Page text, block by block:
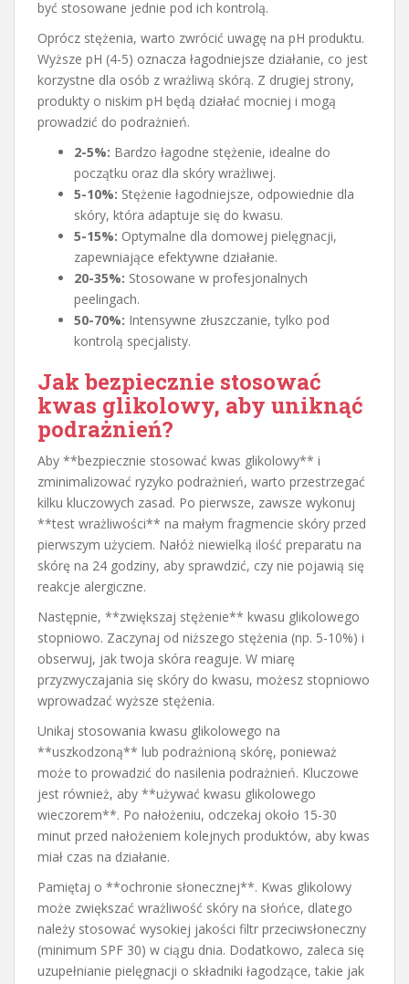
być stosowane jednie pod ich kontrolą.
Oprócz stężenia, warto zwrócić uwagę na pH produktu.
Wyższe pH (4-5) oznacza łagodniejsze działanie, co jest
korzystne dla osób z wrażliwą skórą. Z drugiej strony,
produkty o niskim pH będą działać mocniej i mogą
prowadzić do podrażnień.
2-5%: Bardzo łagodne stężenie, idealne do
początku oraz dla skóry wrażliwej.
5-10%: Stężenie łagodniejsze, odpowiednie dla
skóry, która adaptuje się do kwasu.
5-15%: Optymalne dla domowej pielęgnacji,
zapewniające efektywne działanie.
20-35%: Stosowane w profesjonalnych
peelingach.
50-70%: Intensywne złuszczanie, tylko pod
kontrolą specjalisty.
Jak bezpiecznie stosować
kwas glikolowy, aby uniknąć
podrażnień?
Aby **bezpiecznie stosować kwas glikolowy** i
zminimalizować ryzyko podrażnień, warto przestrzegać
kilku kluczowych zasad. Po pierwsze, zawsze wykonuj
**test wrażliwości** na małym fragmencie skóry przed
pierwszym użyciem. Nałóż niewielką ilość preparatu na
skórę na 24 godziny, aby sprawdzić, czy nie pojawią się
reakcje alergiczne.
Następnie, **zwiększaj stężenie** kwasu glikolowego
stopniowo. Zaczynaj od niższego stężenia (np. 5-10%) i
obserwuj, jak twoja skóra reaguje. W miarę
przyzwyczajania się skóry do kwasu, możesz stopniowo
wprowadzać wyższe stężenia.
Unikaj stosowania kwasu glikolowego na
**uszkodzoną** lub podrażnioną skórę, ponieważ
może to prowadzić do nasilenia podrażnień. Kluczowe
jest również, aby **używać kwasu glikolowego
wieczorem**. Po nałożeniu, odczekaj około 15-30
minut przed nałożeniem kolejnych produktów, aby kwas
miał czas na działanie.
Pamiętaj o **ochronie słonecznej**. Kwas glikolowy
może zwiększać wrażliwość skóry na słońce, dlatego
należy stosować wysokiej jakości filtr przeciwsłoneczny
(minimum SPF 30) w ciągu dnia. Dodatkowo, zaleca się
uzupełnianie pielęgnacji o składniki łagodzące, takie jak